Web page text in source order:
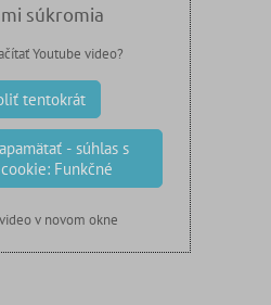
súkromia
Youtube video?
tentokrát
- súhlas s
Funkčné
v novom okne